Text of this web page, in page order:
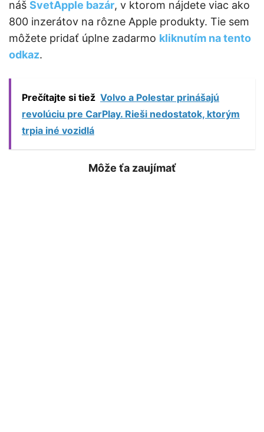
náš SvetApple bazár, v ktorom nájdete viac ako
800 inzerátov na rôzne Apple produkty. Tie sem
môžete pridať úplne zadarmo kliknutím na tento
odkaz.
Prečítajte si tiež Volvo a Polestar prinášajú
revolúciu pre CarPlay. Rieši nedostatok, ktorým
trpia iné vozidlá
Môže ťa zaujímať